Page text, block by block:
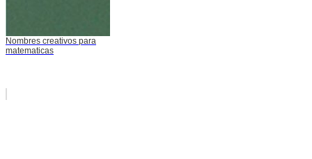
Nombres creativos para
matematicas